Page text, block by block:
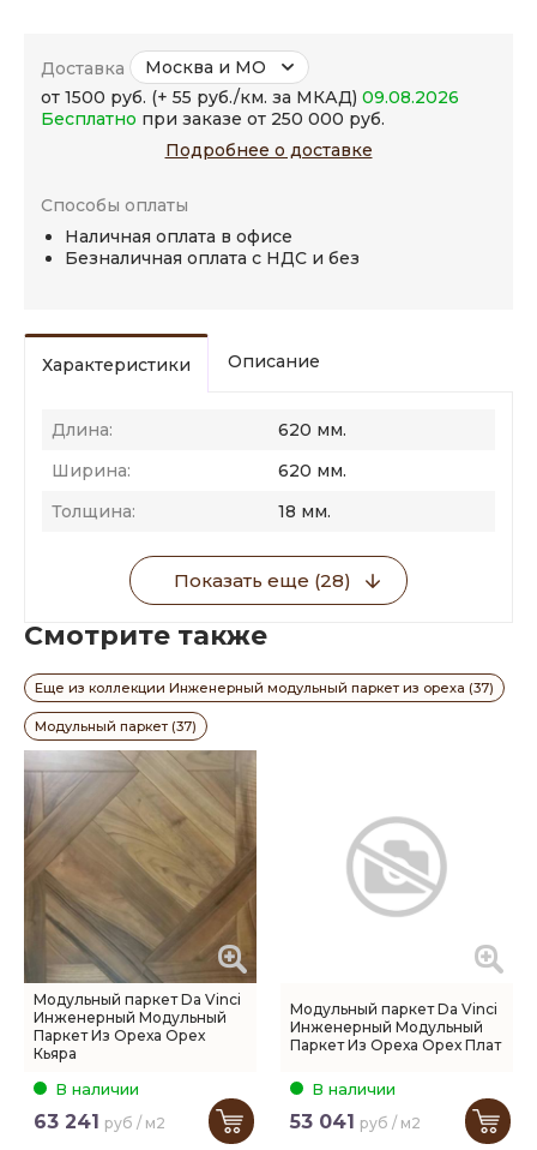
Доставка
Москва и МО
от 1500 руб. (+ 55 руб./км. за МКАД) 09.08.2026
Бесплатно при заказе от 250 000 руб.
Подробнее о доставке
Способы оплаты
Наличная оплата в офисе
Безналичная оплата с НДС и без
Характеристики Описание
Длина:
620 мм.
Ширина:
620 мм.
Толщина:
18 мм.
Показать еще (28)
Смотрите также
Еще из коллекции Инженерный модульный паркет из ореха (37)
Модульный паркет (37)
Модульный паркет Da Vinci
Инженерный Модульный
Паркет Из Ореха Орех
Кьяра
В наличии
63 241 руб / м2
Модульный паркет Da Vinci
Инженерный Модульный
Паркет Из Ореха Орех Плат
В наличии
53 041 руб / м2